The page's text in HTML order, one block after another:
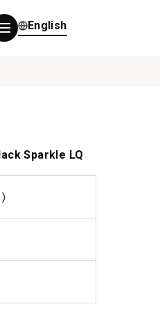
English
Sparkle LQ
）